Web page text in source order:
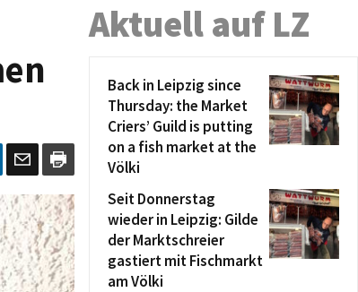
Aktuell auf LZ
Back in Leipzig since
Thursday: the Market
Criers’ Guild is putting
on a fish market at the
Völki
Seit Donnerstag
wieder in Leipzig: Gilde
der Marktschreier
gastiert mit Fischmarkt
am Völki